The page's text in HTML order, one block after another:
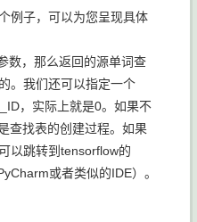
例子，可以为您呈现具体
数，那么返回的源单词查
。我们还可以指定一个
，实际上就是0。如果不
查找表的创建过程。如果
以跳转到tensorflow的
或者类似的IDE）。